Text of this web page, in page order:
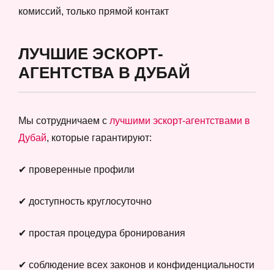
комиссий, только прямой контакт
ЛУЧШИЕ ЭСКОРТ-
АГЕНТСТВА В ДУБАЙ
Мы сотрудничаем с лучшими эскорт-агентствами в
Дубай, которые гарантируют:
✔ проверенные профили
✔ доступность круглосуточно
✔ простая процедура бронирования
✔ соблюдение всех законов и конфиденциальности